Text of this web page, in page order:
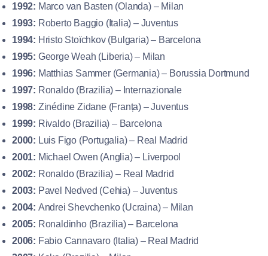
1992: Marco van Basten (Olanda) – Milan
1993: Roberto Baggio (Italia) – Juventus
1994: Hristo Stoïchkov (Bulgaria) – Barcelona
1995: George Weah (Liberia) – Milan
1996: Matthias Sammer (Germania) – Borussia Dortmund
1997: Ronaldo (Brazilia) – Internazionale
1998: Zinédine Zidane (Franța) – Juventus
1999: Rivaldo (Brazilia) – Barcelona
2000: Luis Figo (Portugalia) – Real Madrid
2001: Michael Owen (Anglia) – Liverpool
2002: Ronaldo (Brazilia) – Real Madrid
2003: Pavel Nedved (Cehia) – Juventus
2004: Andrei Shevchenko (Ucraina) – Milan
2005: Ronaldinho (Brazilia) – Barcelona
2006: Fabio Cannavaro (Italia) – Real Madrid